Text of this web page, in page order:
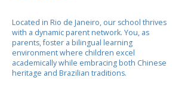
Located in Rio de Janeiro, our school thrives
with a dynamic parent network. You, as
parents, foster a bilingual learning
environment where children excel
academically while embracing both Chinese
heritage and Brazilian traditions.